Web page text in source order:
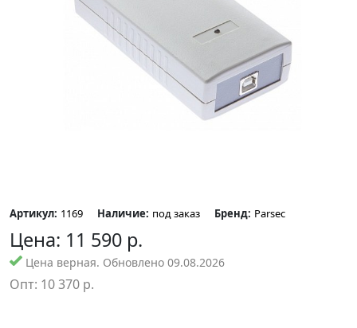
Артикул: 1169 Наличие: под заказ Бренд: Parsec
Цена: 11 590 р.
Цена верная. Обновлено 09.08.2026
Опт: 10 370 р.